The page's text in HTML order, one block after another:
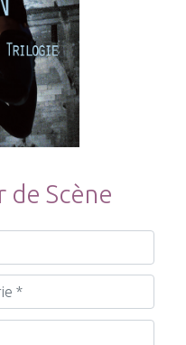
de Scène